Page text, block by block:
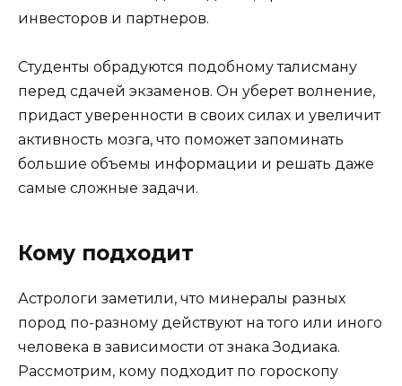
инвесторов и партнеров.
Студенты обрадуются подобному талисману
перед сдачей экзаменов. Он уберет волнение,
придаст уверенности в своих силах и увеличит
активность мозга, что поможет запоминать
большие объемы информации и решать даже
самые сложные задачи.
Кому подходит
Астрологи заметили, что минералы разных
пород по-разному действуют на того или иного
человека в зависимости от знака Зодиака.
Рассмотрим, кому подходит по гороскопу